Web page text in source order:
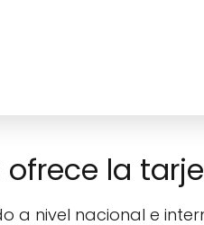
ofrece la
a nivel nacional e